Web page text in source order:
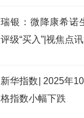
瑞银：微降康希诺
评级“买入”|视焦点讯
新华指数| 2025年
格指数小幅下跌